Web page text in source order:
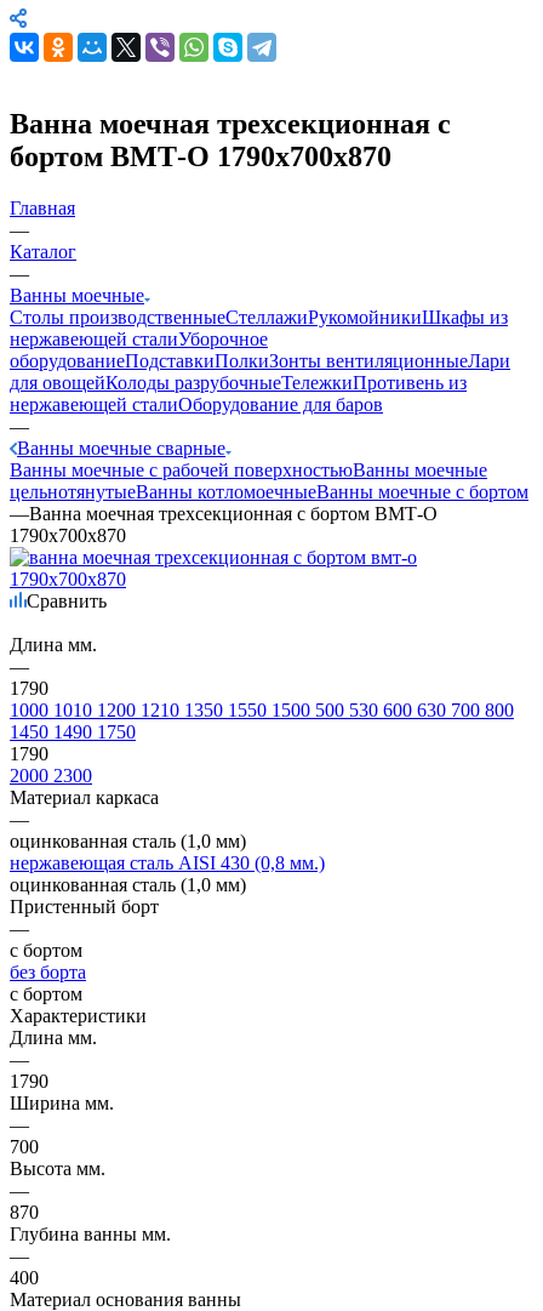
Ванна моечная трехсекционная с
бортом ВМТ-О 1790х700х870
Главная
—
Каталог
—
Ванны моечные
Столы производственныеСтеллажиРукомойникиШкафы из
нержавеющей сталиУборочное
оборудованиеПодставкиПолкиЗонты вентиляционныеЛари
для овощейКолоды разрубочныеТележкиПротивень из
нержавеющей сталиОборудование для баров
—
Ванны моечные сварные
Ванны моечные с рабочей поверхностьюВанны моечные
цельнотянутыеВанны котломоечныеВанны моечные с бортом
—Ванна моечная трехсекционная с бортом ВМТ-О
1790х700х870
Сравнить
Длина мм.
—
1790
1000 1010 1200 1210 1350 1550 1500 500 530 600 630 700 800
1450 1490 1750
1790
2000 2300
Материал каркаса
—
оцинкованная сталь (1,0 мм)
нержавеющая сталь AISI 430 (0,8 мм.)
оцинкованная сталь (1,0 мм)
Пристенный борт
—
с бортом
без борта
с бортом
Характеристики
Длина мм.
—
1790
Ширина мм.
—
700
Высота мм.
—
870
Глубина ванны мм.
—
400
Материал основания ванны